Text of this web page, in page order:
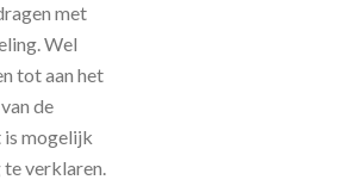
met
Wel
tot aan het
de
is mogelijk
verklaren.